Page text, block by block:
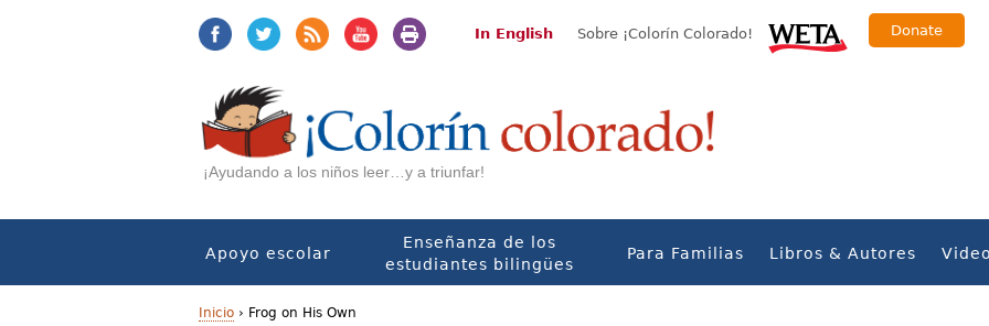
In English Sobre ¡Colorín Colorado! Donate
¡Ayudando a los niños leer…y a triunfar!
Apoyo escolar
Enseñanza de los
estudiantes bilingües
Para Familias Libros & Autores
Inicio › Frog on His Own